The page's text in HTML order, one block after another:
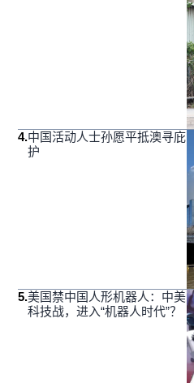
4.中国活动人士孙愿平抵澳寻庇
护
5.美国禁中国人形机器人：中美
科技战，进入“机器人时代”？